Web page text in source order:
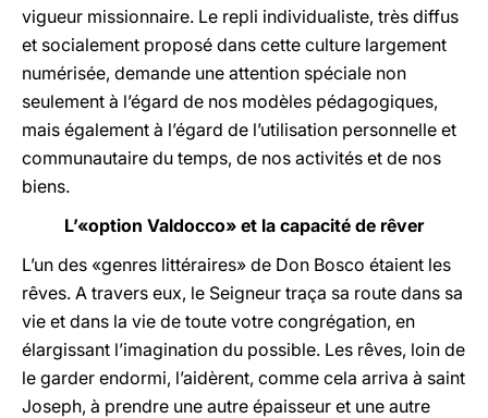
vigueur missionnaire. Le repli individualiste, très diffus
et socialement proposé dans cette culture largement
numérisée, demande une attention spéciale non
seulement à l’égard de nos modèles pédagogiques,
mais également à l’égard de l’utilisation personnelle et
communautaire du temps, de nos activités et de nos
biens.
L’«option Valdocco» et la capacité de rêver
L’un des «genres littéraires» de Don Bosco étaient les
rêves. A travers eux, le Seigneur traça sa route dans sa
vie et dans la vie de toute votre congrégation, en
élargissant l’imagination du possible. Les rêves, loin de
le garder endormi, l’aidèrent, comme cela arriva à saint
Joseph, à prendre une autre épaisseur et une autre